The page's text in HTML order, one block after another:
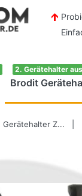
Einfach
Brodit
2. Gerätehalter
Gerätehalter Z...